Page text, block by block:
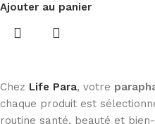
Ajouter au panier
Chez Life Para, votre
chaque produit est
routine santé, beauté et